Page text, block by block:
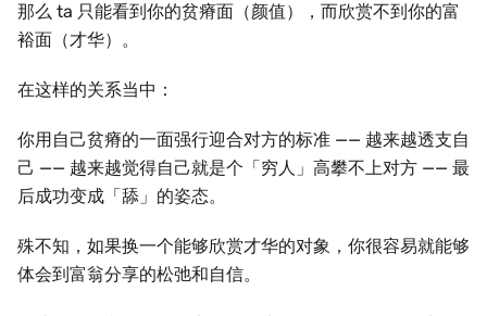
那么 ta 只能看到你的贫瘠面（颜值），而欣赏不到你的富
裕面（才华）。
在这样的关系当中：
你用自己贫瘠的一面强行迎合对方的标准 —— 越来越透支自
己 —— 越来越觉得自己就是个「穷人」高攀不上对方 —— 最
后成功变成「舔」的姿态。
殊不知，如果换一个能够欣赏才华的对象，你很容易就能够
体会到富翁分享的松弛和自信。